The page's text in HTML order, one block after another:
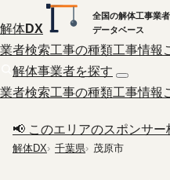
解体DX
全国の解体工事業者
データベース
業者検索工事の種類工事情報
解体事業者を探す
業者検索工事の種類工事情報
📢 このエリアのスポンサー
解体DX 千葉県 茂原市